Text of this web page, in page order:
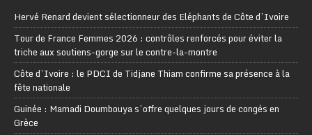
Hervé Renard devient sélectionneur des Eléphants de Côte d’Ivoire
Tour de France Femmes 2026 : contrôles renforcés pour éviter la
triche aux soutiens-gorge sur le contre-la-montre
Côte d’Ivoire : le PDCI de Tidjane Thiam confirme sa présence à la
fête nationale
Guinée : Mamadi Doumbouya s’offre quelques jours de congés en
Grèce